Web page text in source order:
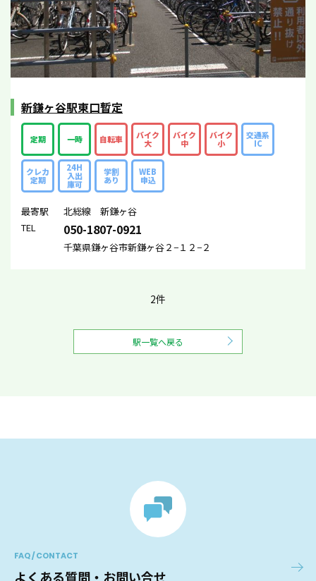
新鎌ヶ谷駅東口暫定
定期 一時 自転車 バイク
大
バイク
中
バイク
小
交通系
IC
クレカ
定期
24H
入出
庫可
学割
あり
WEB
申込
最寄駅
北総線 新鎌ヶ谷
TEL
050-1807-0921
千葉県鎌ヶ谷市新鎌ヶ谷２−１２−２
2件
駅一覧へ戻る
FAQ / CONTACT
よくある質問・お問い合せ